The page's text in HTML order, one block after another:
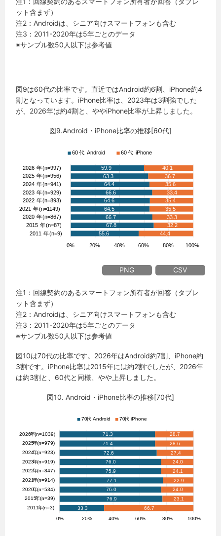
ット含まず）
注2：Androidは、シニア向けスマートフォンも含む
注3：2011-2020年は5年ごとのデータ
※サンプル数50人以下は参考値
図9は60代の比率です。直近ではAndroid約6割、iPhone約4
割となっています。iPhone比率は、2023年は3割強でした
が、2026年は約4割と、ややiPhone比率が上昇しました。
図9.Android・iPhone比率の推移[60代]
PNG CSV
注1：回線契約のあるスマートフォン所有者が回答（タブレ
ット含まず）
注2：Androidは、シニア向けスマートフォンも含む
注3：2011-2020年は5年ごとのデータ
※サンプル数50人以下は参考値
図10は70代の比率です。2026年はAndroid約7割、iPhone約
3割です。iPhone比率は2015年には約2割でしたが、2026年
は約3割と、60代と同様、やや上昇しました。
図10. Android・iPhone比率の推移[70代]